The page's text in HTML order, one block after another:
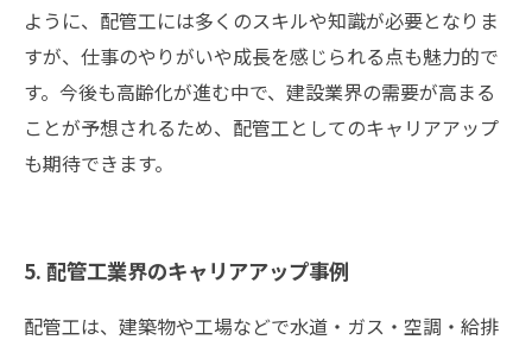
ように、配管工には多くのスキルや知識が必要となりま
すが、仕事のやりがいや成長を感じられる点も魅力的で
す。今後も高齢化が進む中で、建設業界の需要が高まる
ことが予想されるため、配管工としてのキャリアアップ
も期待できます。
5. 配管工業界のキャリアアップ事例
配管工は、建築物や工場などで水道・ガス・空調・給排